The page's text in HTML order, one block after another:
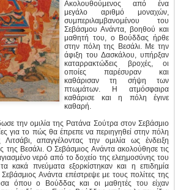
καταρρακτώδεις βροχές, οι
οποίες παρέσυραν και
καθάρισαν τη σήψη των
πτωμάτων. Η ατμόσφαιρα
καθάρισε και η πόλη έγινε
καθαρή.
την ομιλία της Ρατάνα Σούτρα στον Σεβάσμιο
για το πώς θα έπρεπε να περιηγηθεί στην πόλη
Λιτσάβι, απαγγέλοντας την ομιλία ως ένδειξη
της Βεσάλι. Ο Σεβάσμιος Ανάντα ακολούθησε τις
νερό από το δοχείο της ελεημοσύνης του
κακά πνεύματα εξορκίστηκαν και η επιδημία
όπου ο Βούδδας και οι μαθητές του είχαν
άφιξή του. Εκεί ο Βούδδας απήγγειλε την ίδια
στη συνάθροιση:
που είναι συγκεντρωμένα εδώ, επίγεια ή ουράνια,
νου και να ακούσουν προσεκτικά αυτά τα λόγια: